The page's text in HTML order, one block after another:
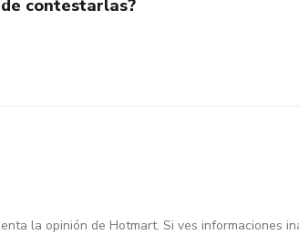
contestarlas?
la opinión de Hotmart. Si ves informaciones